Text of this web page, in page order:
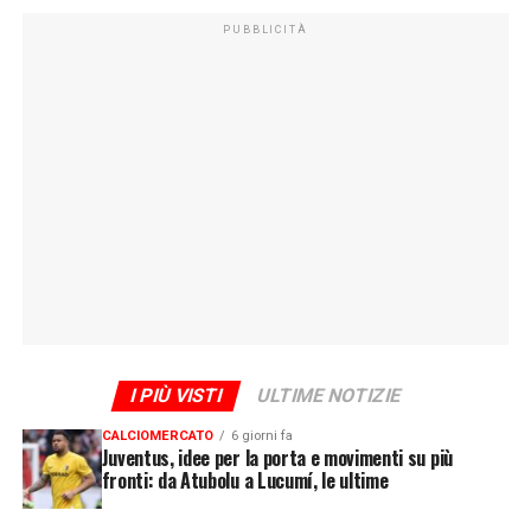
PUBBLICITÀ
I PIÙ VISTI ULTIME NOTIZIE
CALCIOMERCATO 6 giorni fa
Juventus, idee per la porta e movimenti su più
fronti: da Atubolu a Lucumí, le ultime